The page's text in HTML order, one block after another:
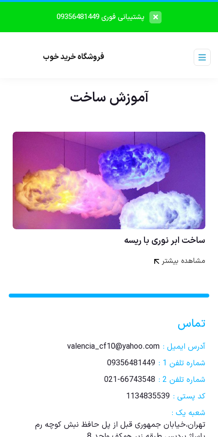
پشتیبانی فوری 09356481449
فروشگاه خرید خوب
آموزش ساخت
ساخت ابر نوری با ریسه
مشاهده بیشتر
تماس
آدرس ایمیل : valencia_cf10@yahoo.com
شماره تلفن 1 :
09356481449
شماره تلفن 2 :
021-66743548
کد پستی : 1134835539
شعبه یک :
تهران،خیابان جمهوری قبل از پل حافظ نبش کوچه رم